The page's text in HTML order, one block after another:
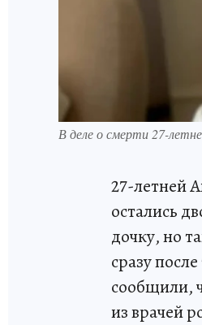
В деле о смерти 27-
27-летней
остались
дочку, но
сразу
сообщили,
из врачей